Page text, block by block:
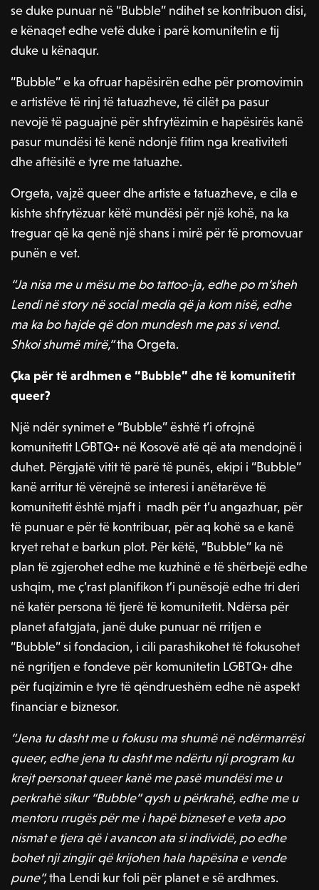
se duke punuar në “Bubble” ndihet se kontribuon disi,
e kënaqet edhe vetë duke i parë komunitetin e tij
duke u kënaqur.
“Bubble” e ka ofruar hapësirën edhe për promovimin
e artistëve të rinj të tatuazheve, të cilët pa pasur
nevojë të paguajnë për shfrytëzimin e hapësirës kanë
pasur mundësi të kenë ndonjë fitim nga kreativiteti
dhe aftësitë e tyre me tatuazhe.
Orgeta, vajzë queer dhe artiste e tatuazheve, e cila e
kishte shfrytëzuar këtë mundësi për një kohë, na ka
treguar që ka qenë një shans i mirë për të promovuar
punën e vet.
“Ja nisa me u mësu me bo tattoo-ja, edhe po m’sheh
Lendi në story në social media që ja kom nisë, edhe
ma ka bo hajde që don mundesh me pas si vend.
Shkoi shumë mirë,”tha Orgeta.
Çka për të ardhmen e “Bubble” dhe të komunitetit
queer?
Një ndër synimet e “Bubble” është t’i ofrojnë
komunitetit LGBTQ+ në Kosovë atë që ata mendojnë i
duhet. Përgjatë vitit të parë të punës, ekipi i “Bubble”
kanë arritur të vërejnë se interesi i anëtarëve të
komunitetit është mjaft i madh për t’u angazhuar, për
të punuar e për të kontribuar, për aq kohë sa e kanë
kryet rehat e barkun plot. Për këtë, “Bubble” ka në
plan të zgjerohet edhe me kuzhinë e të shërbejë edhe
ushqim, me ç’rast planifikon t’i punësojë edhe tri deri
në katër persona të tjerë të komunitetit. Ndërsa për
planet afatgjata, janë duke punuar në rritjen e
“Bubble” si fondacion, i cili parashikohet të fokusohet
në ngritjen e fondeve për komunitetin LGBTQ+ dhe
për fuqizimin e tyre të qëndrueshëm edhe në aspekt
financiar e biznesor.
“Jena tu dasht me u fokusu ma shumë në ndërmarrësi
queer, edhe jena tu dasht me ndërtu nji program ku
krejt personat queer kanë me pasë mundësi me u
perkrahë sikur “Bubble” qysh u përkrahë, edhe me u
mentoru rrugës për me i hapë bizneset e veta apo
nismat e tjera që i avancon ata si individë, po edhe
bohet nji zingjir që krijohen hala hapësina e vende
pune”,tha Lendi kur foli për planet e së ardhmes.